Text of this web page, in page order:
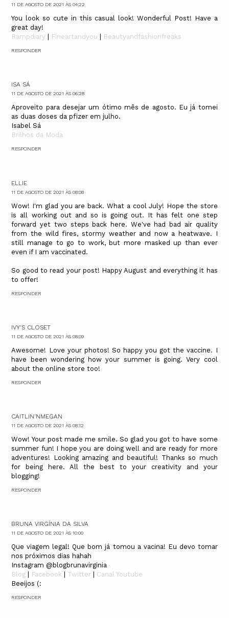
11 DE AGOSTO DE 2021 ÀS 04:22
You look so cute in this casual look! Wonderful Post! Have a
great day!
Rampdiary
Fineartandyou Beautyandfashionfreaks
RESPONDER
ISA SÁ
11 DE AGOSTO DE 2021 ÀS 06:28
Aproveito para desejar um ótimo mês de agosto. Eu já tomei
as duas doses da pfizer em julho.
Isabel Sá
Brilhos da Moda
RESPONDER
ELLIE
11 DE AGOSTO DE 2021 ÀS 08:08
Wow! I'm glad you are back. What a cool July! Hope the store
is all working out and so is going out. It has felt one step
forward yet two steps back here. We've had bad air quality
from the wild fires, stormy weather and now a heatwave. I
still manage to go to work, but more masked up than ever
even if I am vaccinated.
So good to read your post! Happy August and everything it has
to offer!
RESPONDER
IVY'S CLOSET
11 DE AGOSTO DE 2021 ÀS 08:09
Awesome! Love your photos! So happy you got the vaccine. I
have been wondering how your summer is going. Very cool
about the online store too!
RESPONDER
CAITLIN'NMEGAN
11 DE AGOSTO DE 2021 ÀS 08:12
Wow! Your post made me smile. So glad you got to have some
summer fun! I hope you are doing well and are ready for more
adventures! Looking amazing and beautiful! Thanks so much
for being here. All the best to your creativity and your
blogging!
RESPONDER
BRUNA VIRGÍNIA DA SILVA
11 DE AGOSTO DE 2021 ÀS 10:00
Que viagem legal! Que bom já tomou a vacina! Eu devo tomar
nos próximos dias hahah
Instagram @blogbrunavirginia
Blog
Facebook Twitter
Canal Youtube
Beeijos (:
RESPONDER